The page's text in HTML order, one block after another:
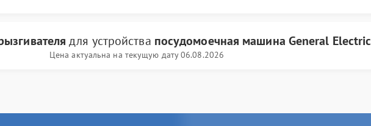
для устройства посудомоечная машина General Electric
Цена актуальна на текущую дату 06.08.2026